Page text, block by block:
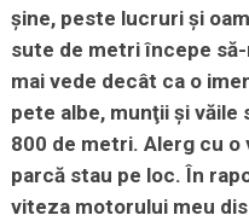
şine, peste lucruri şi
sute de metri începe
mai vede decât ca o
pete albe, munţii şi
800 de metri. Alerg cu
parcă stau pe loc. În
viteza motorului meu